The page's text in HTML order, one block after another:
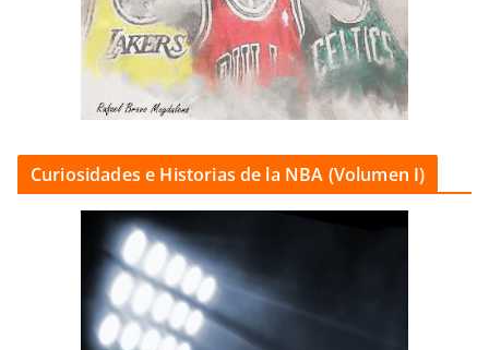
Curiosidades e Historias de la NBA (Volumen I)